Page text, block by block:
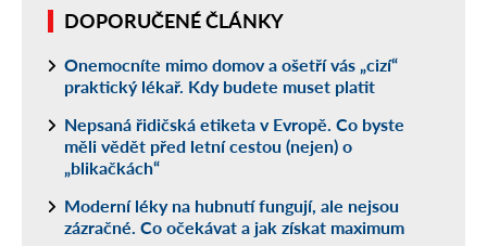
DOPORUČENÉ ČLÁNKY
Onemocníte mimo domov a ošetří vás „cizí“
praktický lékař. Kdy budete muset platit
Nepsaná řidičská etiketa v Evropě. Co byste
měli vědět před letní cestou (nejen) o
„blikačkách“
Moderní léky na hubnutí fungují, ale nejsou
zázračné. Co očekávat a jak získat maximum